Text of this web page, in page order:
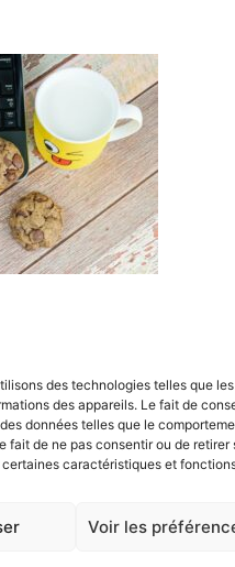
des technologies telles que les
des appareils. Le fait de
données telles que le
fait de ne pas consentir ou de retirer
caractéristiques et
Voir les
utilisateur.
techniques
de projets,
compétences en
capacité à travailler en
Des membres
de travail